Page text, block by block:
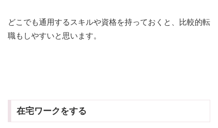
どこでも通用するスキルや資格を持っておくと、比較的転
職もしやすいと思います。
在宅ワークをする